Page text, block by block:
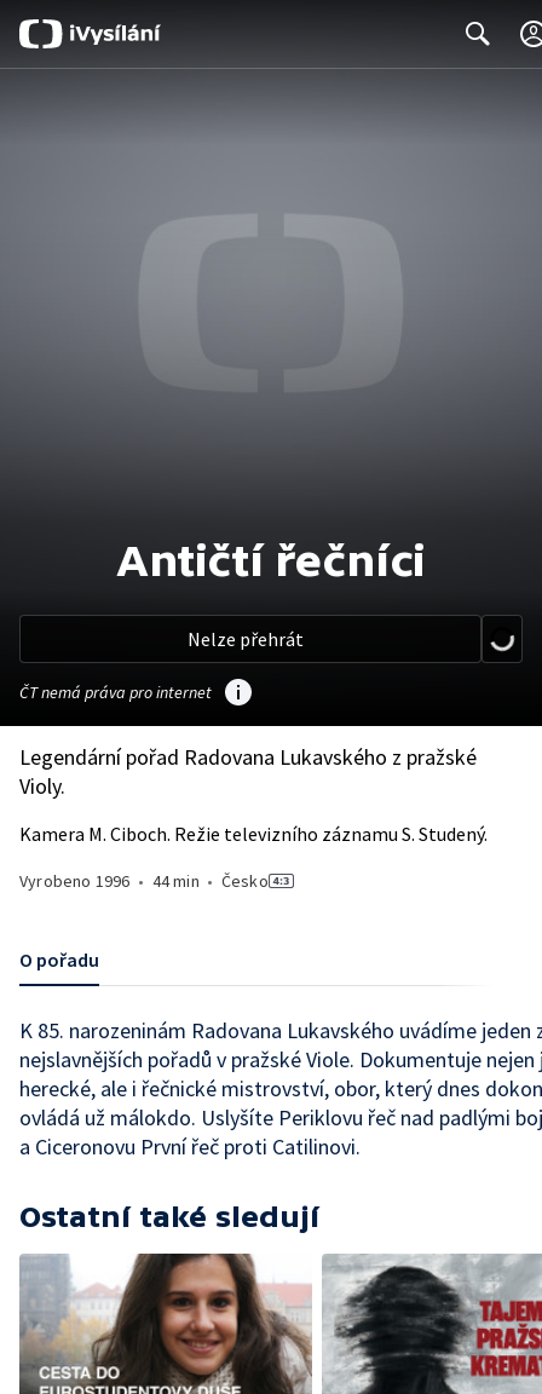
Antičtí řečníci
Nelze přehrát
ČT nemá práva pro internet
Legendární pořad Radovana Lukavského z pražské
Violy.
Kamera M. Ciboch. Režie televizního záznamu S. Studený.
Vyrobeno 1996 • 44 min • Česko
O pořadu
K 85. narozeninám Radovana Lukavského uvádíme jeden
nejslavnějších pořadů v pražské Viole. Dokumentuje nejen
herecké, ale i řečnické mistrovství, obor, který dnes
ovládá už málokdo. Uslyšíte Periklovu řeč nad padlými
a Ciceronovu První řeč proti Catilinovi.
Ostatní také sledují